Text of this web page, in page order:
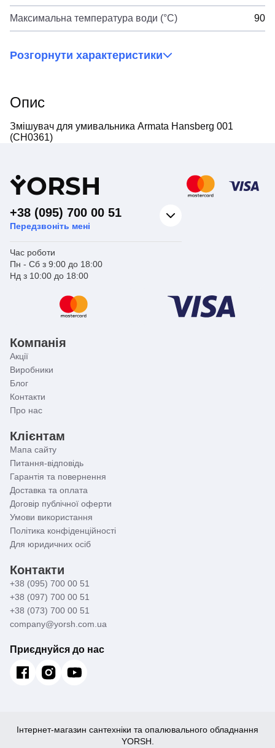
Максимальна температура води (°C) 90
Розгорнути характеристики
Опис
Змішувач для умивальника Armata Hansberg 001
(CH0361)
YORSH
+38 (095) 700 00 51
Передзвоніть мені
Час роботи
Пн - Сб з 9:00 до 18:00
Нд з 10:00 до 18:00
Компанія
Акції
Виробники
Блог
Контакти
Про нас
Клієнтам
Мапа сайту
Питання-відповідь
Гарантія та повернення
Доставка та оплата
Договір публічної оферти
Умови використання
Політика конфіденційності
Для юридичних осіб
Контакти
+38 (095) 700 00 51
+38 (097) 700 00 51
+38 (073) 700 00 51
company@yorsh.com.ua
Приєднуйся до нас
Інтернет-магазин сантехніки та опалювального обладнання
YORSH.